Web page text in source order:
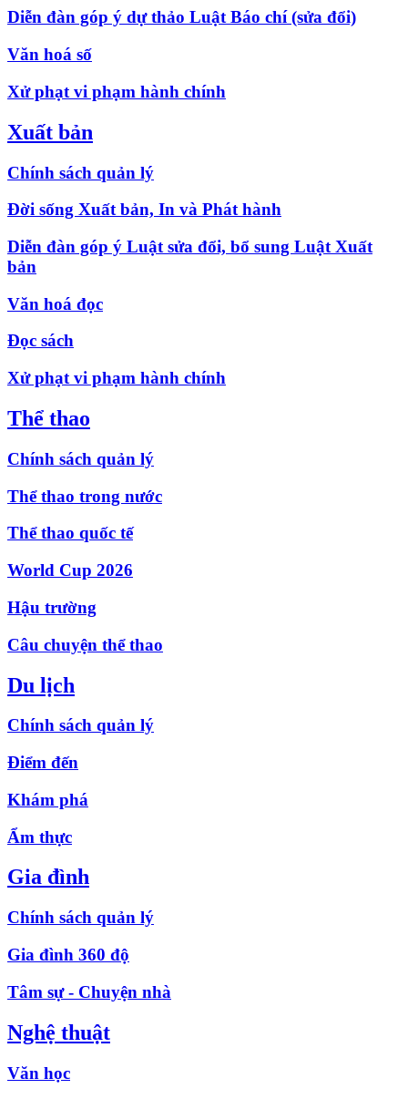
Diễn đàn góp ý dự thảo Luật Báo chí (sửa đổi)
Văn hoá số
Xử phạt vi phạm hành chính
Xuất bản
Chính sách quản lý
Đời sống Xuất bản, In và Phát hành
Diễn đàn góp ý Luật sửa đổi, bổ sung Luật Xuất
bản
Văn hoá đọc
Đọc sách
Xử phạt vi phạm hành chính
Thể thao
Chính sách quản lý
Thể thao trong nước
Thể thao quốc tế
World Cup 2026
Hậu trường
Câu chuyện thể thao
Du lịch
Chính sách quản lý
Điểm đến
Khám phá
Ẩm thực
Gia đình
Chính sách quản lý
Gia đình 360 độ
Tâm sự - Chuyện nhà
Nghệ thuật
Văn học